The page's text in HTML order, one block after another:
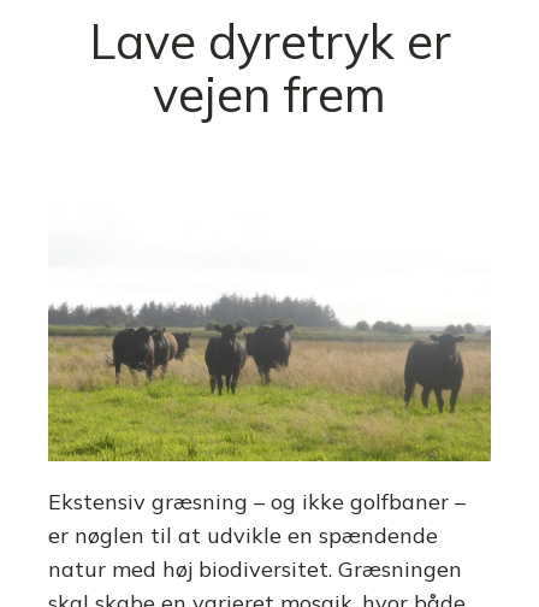
Lave dyretryk er
vejen frem
Ekstensiv græsning – og ikke golfbaner –
er nøglen til at udvikle en spændende
natur med høj biodiversitet. Græsningen